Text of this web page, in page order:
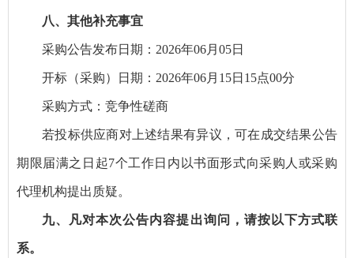
八、其他补充事宜
采购公告发布日期：2026年06月05日
开标（采购）日期：2026年06月15日15点00分
采购方式：竞争性磋商
若投标供应商对上述结果有异议，可在成交结果公告
期限届满之日起7个工作日内以书面形式向采购人或采购
代理机构提出质疑。
九、凡对本次公告内容提出询问，请按以下方式联
系。